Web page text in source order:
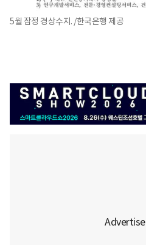
5월 잠정 경상수지. /한국은행 제공